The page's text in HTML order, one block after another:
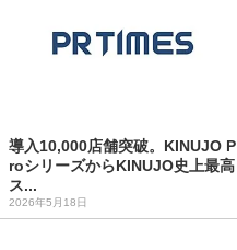
導入10,000店舗突破。KINUJO P
roシリーズからKINUJO史上最高
ス...
2026年5月18日